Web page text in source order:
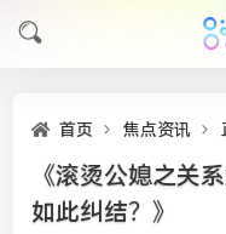
首页 焦点资讯
《滚烫公媳之关
如此纠结？》